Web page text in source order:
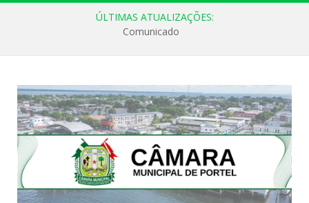
ÚLTIMAS ATUALIZAÇÕES:
Comunicado